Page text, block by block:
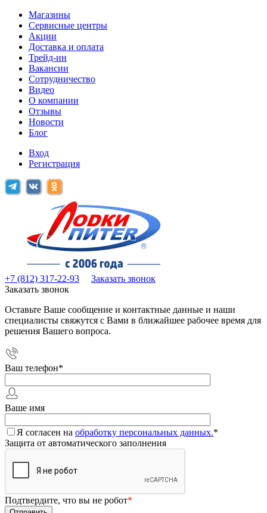
Магазины
Сервисные центры
Акции
Доставка и оплата
Трейд-ин
Вакансии
Сотрудничество
Видео
О компании
Отзывы
Новости
Блог
Вход
Регистрация
+7 (812) 317-22-93
Заказать звонок
Заказать звонок
Оставьте Ваше сообщение и контактные данные и наши
специалисты свяжутся с Вами в ближайшее рабочее время для
решения Вашего вопроса.
Ваш телефон*
Ваше имя
Я согласен на обработку персональных данных.*
Защита от автоматического заполнения
Подтвердите, что вы не робот*